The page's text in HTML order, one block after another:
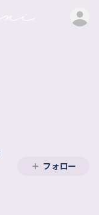
フォロー